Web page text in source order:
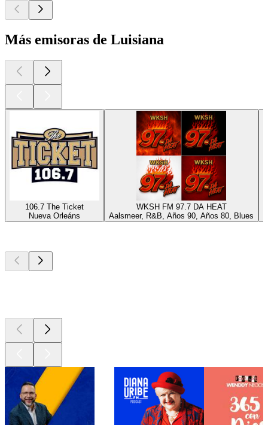
Más emisoras de Luisiana
106.7 The Ticket
Nueva Orleáns
WKSH FM 97.7 DA HEAT
Aalsmeer, R&B, Años 90, Años 80, Blues